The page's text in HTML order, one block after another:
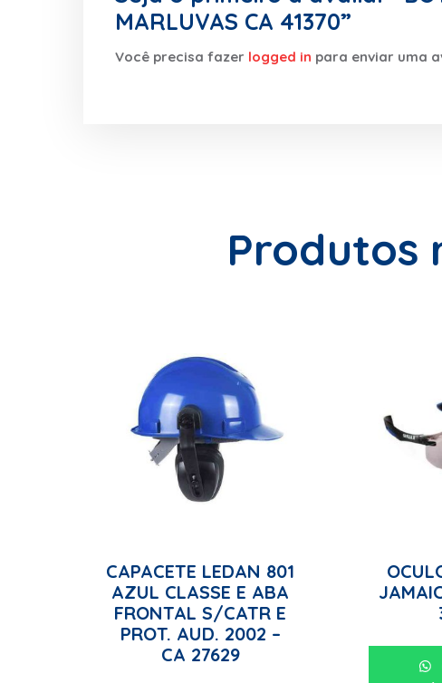
MARLUVAS CA 41370”
Você precisa fazer logged in para enviar uma
Produtos
CAPACETE LEDAN 801
AZUL CLASSE E ABA
FRONTAL S/CATR E
PROT. AUD. 2002 –
CA 27629